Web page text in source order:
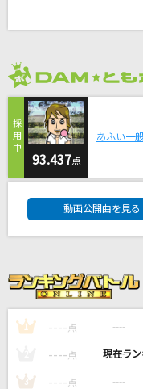
[生音]酔待ち酒場
EGOIST
[生音]花の匂い
マル・マル・モリ
薫と友樹、たまにムック。
[生音]My Heart
のテーマ]
[生音]香水
瑛人
93.437点
あふい一
動画公開曲を見る
1 ---- 点 ----
---- 点 ----
3 ---- 点 ----